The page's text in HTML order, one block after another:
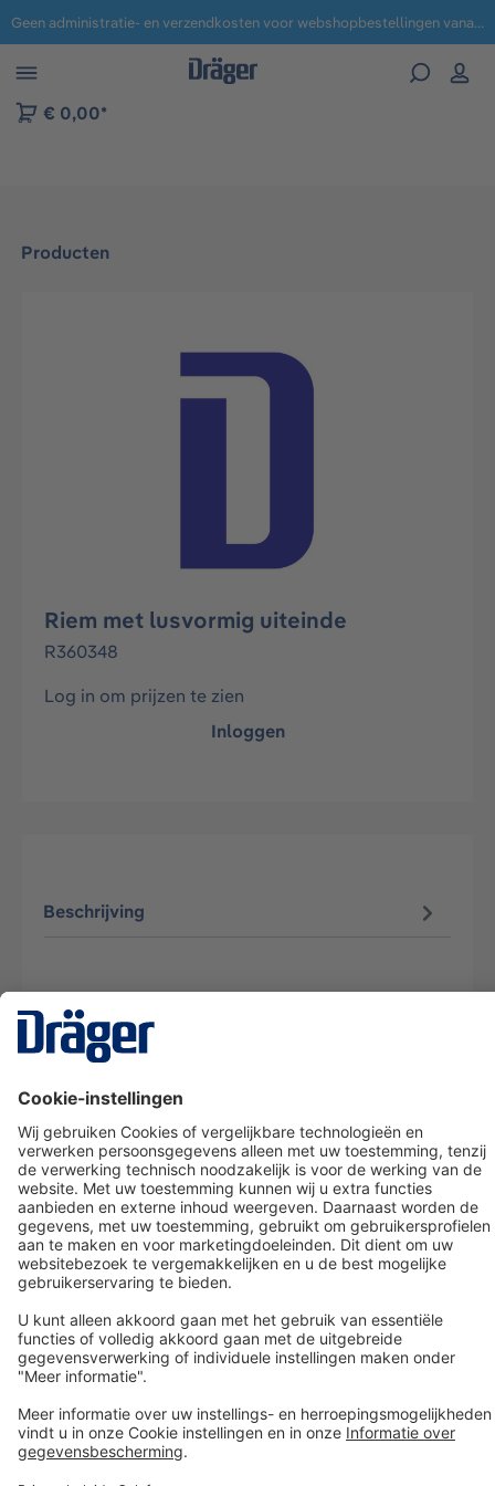
naar navigatie B2B-platform Geen administratie- en verzendkosten voor webshopbestellingen vanaf € 100,-.
€ 0,00*
Producten
Afbeeldingengalerij overslaan
Riem met lusvormig uiteinde
R360348
Log in om prijzen te zien
Inloggen
Beschrijving
Dräger klantenservice
Over Dräger
Bestellen in onze webshop
Community